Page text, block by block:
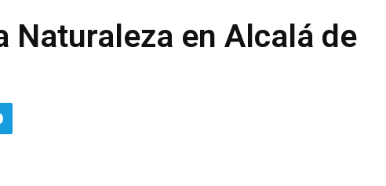
Naturaleza en Alcalá de